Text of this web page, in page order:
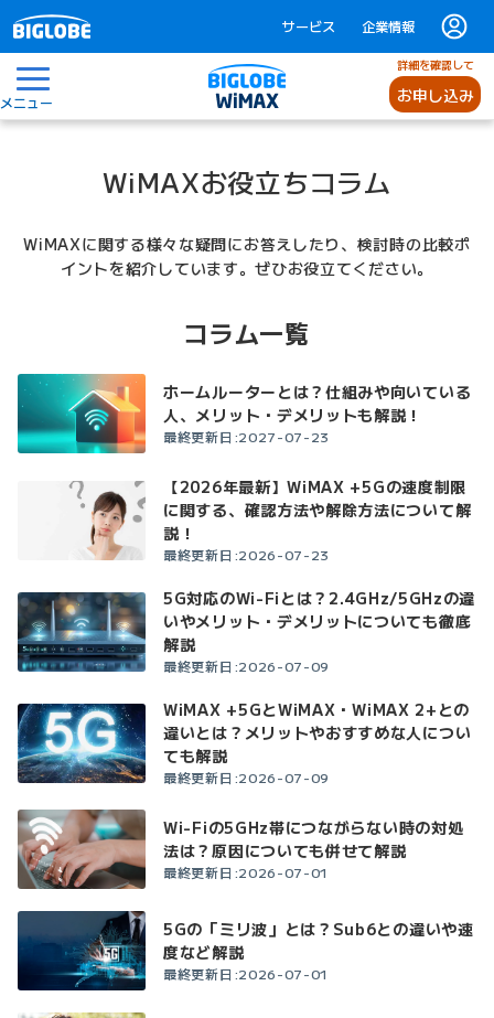
サービス 企業情報
メニュー
詳細を確認して
お申し込み
WiMAXお役立ちコラム
WiMAXに関する様々な疑問にお答えしたり、検討時の比較ポ
イントを紹介しています。ぜひお役立てください。
コラム一覧
ホームルーターとは？仕組みや向いている
人、メリット・デメリットも解説！
最終更新日:2027-07-23
【2026年最新】WiMAX +5Gの速度制限
に関する、確認方法や解除方法について解
説！
最終更新日:2026-07-23
5G対応のWi-Fiとは？2.4GHz/5GHzの違
いやメリット・デメリットについても徹底
解説
最終更新日:2026-07-09
WiMAX +5GとWiMAX・WiMAX 2+との
違いとは？メリットやおすすめな人につい
ても解説
最終更新日:2026-07-09
Wi-Fiの5GHz帯につながらない時の対処
法は？原因についても併せて解説
最終更新日:2026-07-01
5Gの「ミリ波」とは？Sub6との違いや速
度など解説
最終更新日:2026-07-01